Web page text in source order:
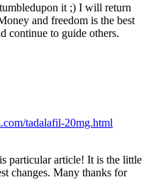
it ;) I will return
and freedom is the best
continue to guide others.
tadalafil-20mg.html
particular article! It is the little
changes. Many thanks for